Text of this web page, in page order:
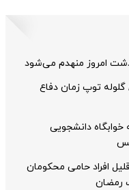
امروز منهدم می‌شود
توپ زمان دفاع
خوابگاه دانشجویی
افراد حامی محکومان